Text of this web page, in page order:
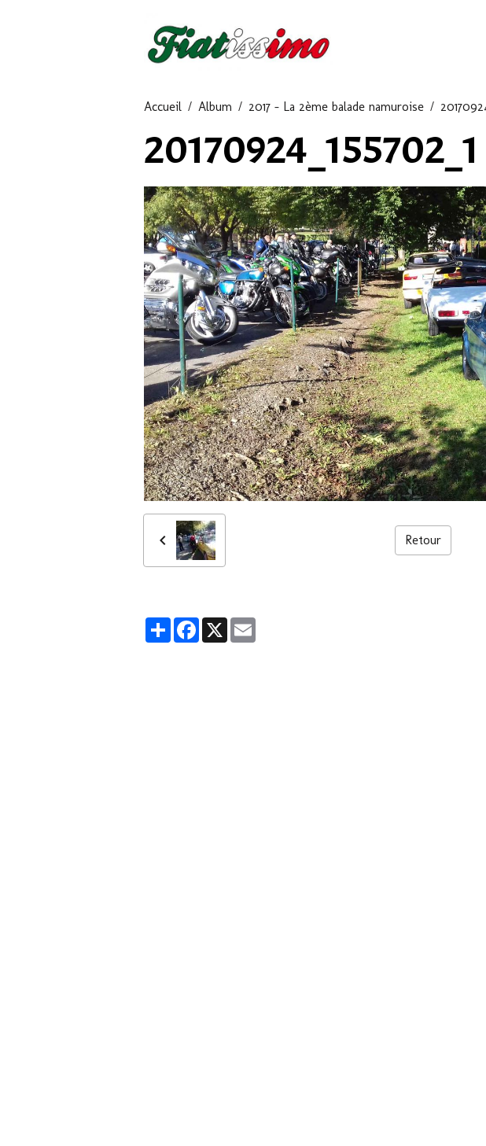
Accueil Album 2017 - La 2ème balade namuroise
20170924_155702_1
Retour
PartagerFacebook
X